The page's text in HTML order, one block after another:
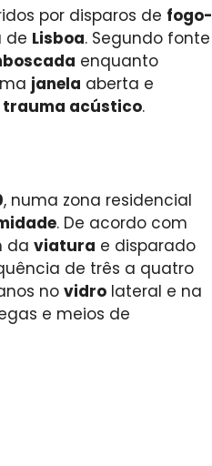
por disparos de fogo-
de Lisboa. Segundo fonte
enquanto
janela aberta e
trauma acústico.
, numa zona residencial
. De acordo com
da viatura e disparado
de três a quatro
no vidro lateral e na
e meios de